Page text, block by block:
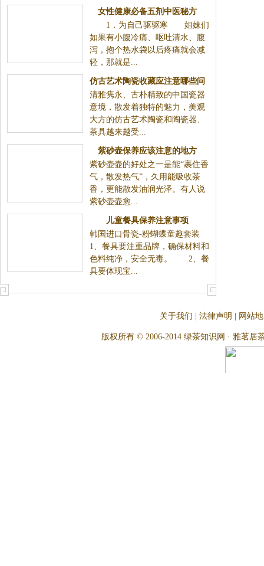
女性健康必备五剂中医秘方
1．为自己驱驱寒 姐妹们如果有小腹冷痛、呕吐
清水、腹泻，抱个热水袋以后疼痛就会减轻，那就是...
仿古艺术陶瓷收藏应注意哪些问
清雅隽永、古朴精致的中国瓷器意境，散发着独特的魅
力，美观大方的仿古艺术陶瓷和陶瓷器、茶具越来越
紫砂壶保养应该注意的地方
紫砂壶壶的好处之一是能“裹住香气，散发热气”，久用
能吸收茶香，更能散发油润光泽。有人说紫砂壶壶愈...
韩国进口骨瓷-粉蝴蝶童趣套装1、餐具要注重品牌，确
保材料和色料纯净，安全无毒。 2、餐具要体现宝...
关于我们 法律声明 网站
版权所有 © 2006-2014 绿茶知识网 · 雅茗居